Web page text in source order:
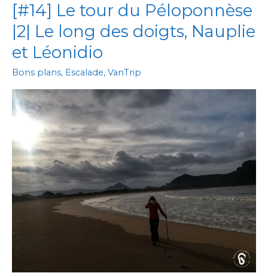
[#14] Le tour du Péloponnèse
|2| Le long des doigts, Nauplie
et Léonidio
Bons plans, Escalade, VanTrip